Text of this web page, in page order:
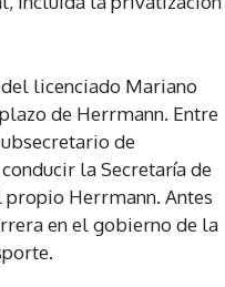
licenciado Mariano
de Herrmann. Entre
de
la Secretaría de
Herrmann. Antes
en el gobierno de la